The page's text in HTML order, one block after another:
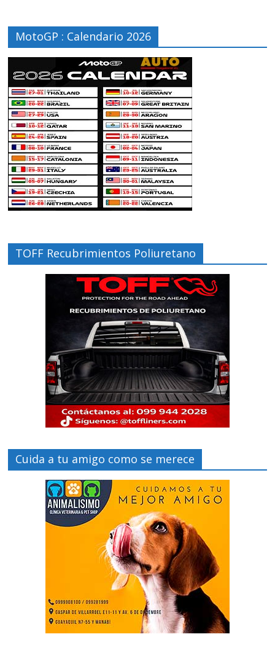
MotoGP : Calendario 2026
TOFF Recubrimientos Poliuretano
Cuida a tu amigo como se merece